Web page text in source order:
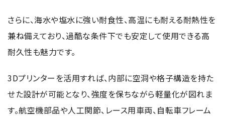
走査電子顕微鏡 (SEM)
集束イオンビーム加工観察装置 (FIB-SEM)
核磁気共鳴装置 (NMR)
MALDI-TOFMS
GC-TOFMS
MicroED 専用装置
さらに、海水や塩水に強い耐食性、高温にも耐える耐熱性を
兼ね備えており、過酷な条件下でも安定して使用できる高
耐久性も魅力です。
3Dプリンターを活用すれば、内部に空洞や格子構造を持た
せた設計が可能となり、強度を保ちながら軽量化が図れま
す。航空機部品や人工関節、レース用車両、自転車フレーム